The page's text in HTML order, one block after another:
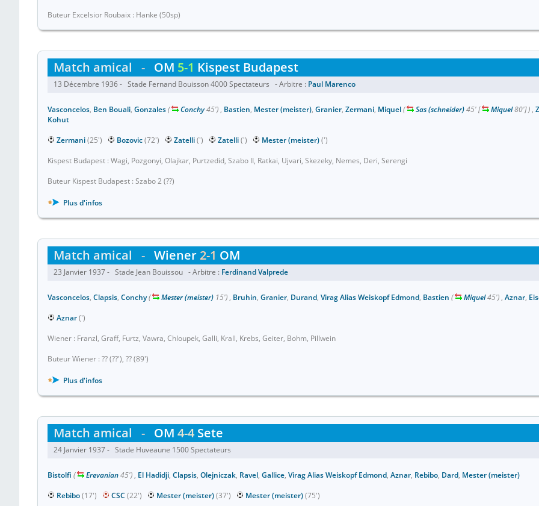
Buteur Excelsior Roubaix : Hanke (50sp)
Match amical - OM 5-1 Kispest Budapest
13 Décembre 1936 - Stade Fernand Bouisson 4000 Spectateurs - Arbitre : Paul Marenco
Vasconcelos, Ben Bouali, Gonzales( Conchy45') , Bastien, Mester (meister), Granier, Zermani, Miquel( Sas (schneider)45'[ Miquel80']) ,
Kohut
Zermani(25') Bozovic(72') Zatelli(') Zatelli(') Mester (meister)(')
Kispest Budapest : Wagi, Pozgonyi, Olajkar, Purtzedid, Szabo II, Ratkai, Ujvari, Skezeky, Nemes, Deri, Serengi
Buteur Kispest Budapest : Szabo 2 (??)
Plus d'infos
Match amical - Wiener2-1 OM
23 Janvier 1937 - Stade Jean Bouissou - Arbitre : Ferdinand Valprede
Vasconcelos, Clapsis, Conchy( Mester (meister) 15') , Bruhin, Granier, Durand, Virag Alias Weiskopf Edmond, Bastien ( Miquel45') , Aznar,
Aznar(')
Wiener : Franzl, Graff, Furtz, Vawra, Chloupek, Galli, Krall, Krebs, Geiter, Bohm, Pillwein
Buteur Wiener : ?? (??'), ?? (89')
Plus d'infos
Match amical - OM 4-4 Sete
24 Janvier 1937 - Stade Huveaune 1500 Spectateurs
Bistolfi ( Erevanian45') , El Hadidji, Clapsis, Olejniczak, Ravel, Gallice, Virag Alias Weiskopf Edmond, Aznar, Rebibo, Dard, Mester (meister)
Rebibo(17') CSC (22') Mester (meister)(37') Mester (meister)(75')